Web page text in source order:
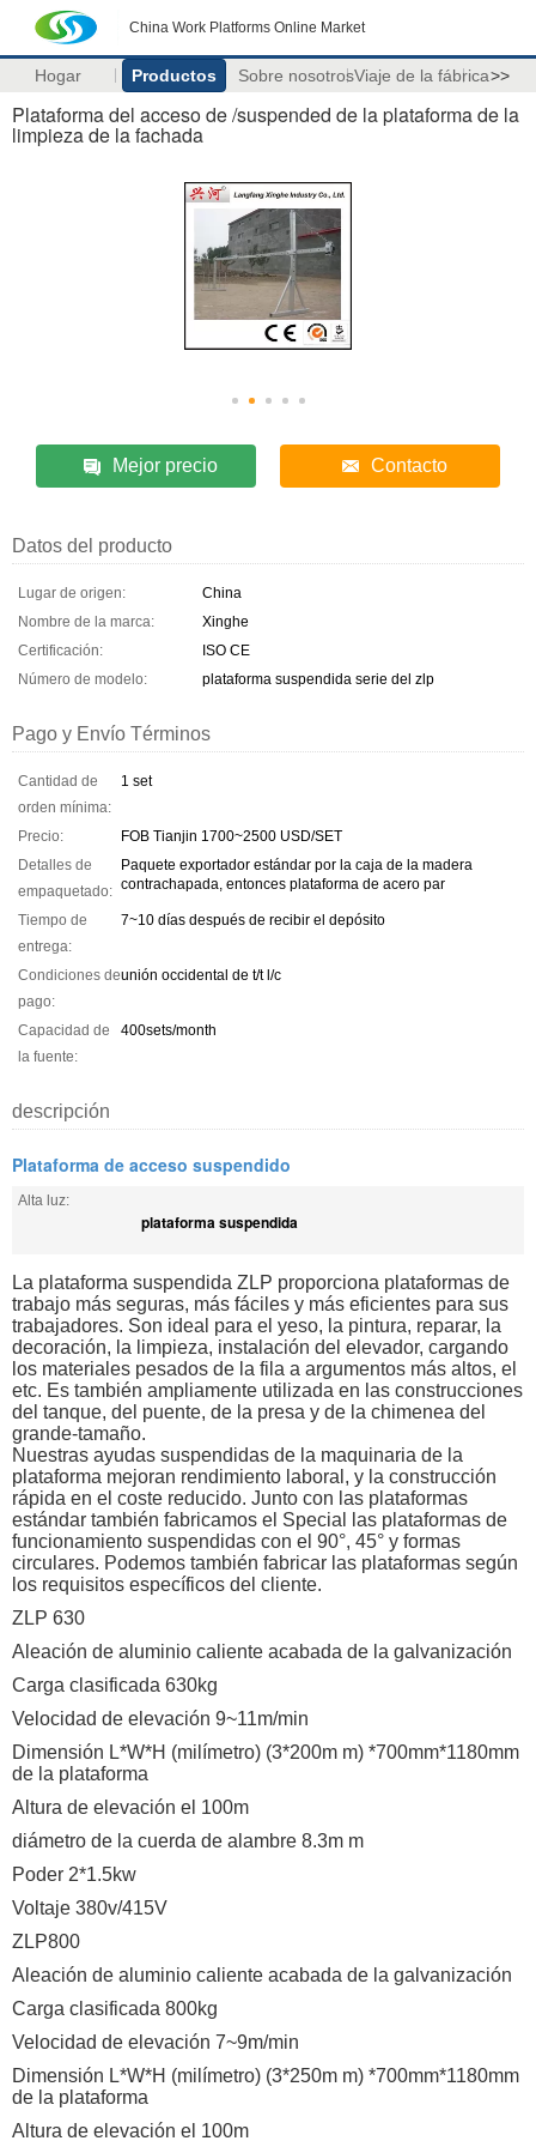
China Work Platforms Online Market
Hogar Productos Sobre nosotrosViaje de la fábrica>>
Plataforma del acceso de /suspended de la plataforma de la
limpieza de la fachada
Mejor precio Contacto
Datos del producto
Lugar de origen:
China
Nombre de la marca:
Xinghe
Certificación:
ISO CE
Número de modelo:
plataforma suspendida serie del zlp
Pago y Envío Términos
Cantidad de
orden mínima:
1 set
Precio:
FOB Tianjin 1700~2500 USD/SET
Detalles de
empaquetado:
Paquete exportador estándar por la caja de la madera
contrachapada, entonces plataforma de acero par
Tiempo de
entrega:
7~10 días después de recibir el depósito
Condiciones de
pago:
unión occidental de t/t l/c
Capacidad de
la fuente:
400sets/month
descripción
Plataforma de acceso suspendido
Alta luz:
plataforma suspendida
La plataforma suspendida ZLP proporciona plataformas de
trabajo más seguras, más fáciles y más eficientes para sus
trabajadores. Son ideal para el yeso, la pintura, reparar, la
decoración, la limpieza, instalación del elevador, cargando
los materiales pesados de la fila a argumentos más altos, el
etc. Es también ampliamente utilizada en las construcciones
del tanque, del puente, de la presa y de la chimenea del
grande-tamaño.
Nuestras ayudas suspendidas de la maquinaria de la
plataforma mejoran rendimiento laboral, y la construcción
rápida en el coste reducido. Junto con las plataformas
estándar también fabricamos el Special las plataformas de
funcionamiento suspendidas con el 90°, 45° y formas
circulares. Podemos también fabricar las plataformas según
los requisitos específicos del cliente.
ZLP 630
Aleación de aluminio caliente acabada de la galvanización
Carga clasificada 630kg
Velocidad de elevación 9~11m/min
Dimensión L*W*H (milímetro) (3*200m m) *700mm*1180mm
de la plataforma
Altura de elevación el 100m
diámetro de la cuerda de alambre 8.3m m
Poder 2*1.5kw
Voltaje 380v/415V
ZLP800
Aleación de aluminio caliente acabada de la galvanización
Carga clasificada 800kg
Velocidad de elevación 7~9m/min
Dimensión L*W*H (milímetro) (3*250m m) *700mm*1180mm
de la plataforma
Altura de elevación el 100m